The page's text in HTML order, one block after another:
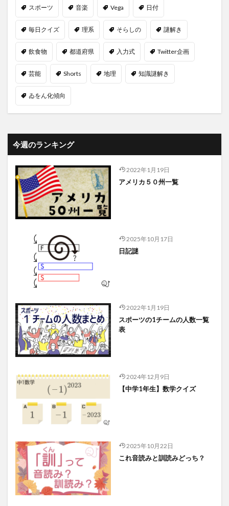
スポーツ 音楽 Vega 日付
毎日クイズ 理系 そらしの 謎解き
飲食物 都道府県 入力式 Twitter企画
芸能 Shorts 地理 知識謎解き
ゐをん化傾向
今週のランキング
2022年1月19日
アメリカ５０州一覧
2025年10月17日
日記謎
2022年1月19日
スポーツの1チームの人数一覧
表
2024年12月9日
【中学1年生】数学クイズ
2025年10月22日
これ音読みと訓読みどっち？